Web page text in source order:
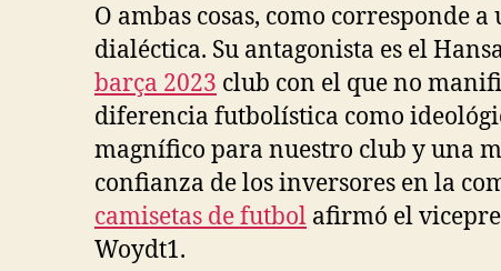
O ambas cosas, como corresponde
dialéctica. Su antagonista es el
barça 2023 club con el que no
diferencia futbolística como
magnífico para nuestro club y una
confianza de los inversores en la
camisetas de futbol afirmó el
Woydt1.